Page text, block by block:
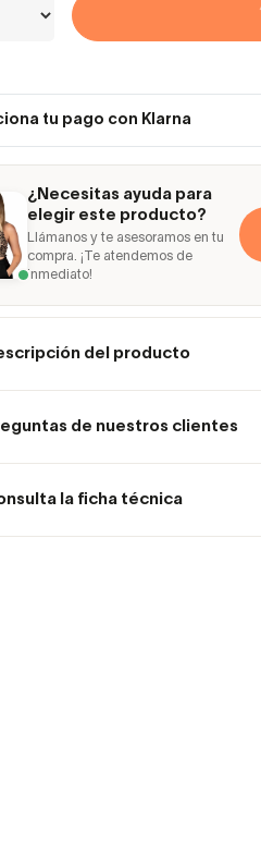
tu pago con Klarna
¿Necesitas ayuda para
elegir este producto?
Llámanos y te asesoramos en tu
compra. ¡Te atendemos de
inmediato!
del producto
de nuestros clientes
la ficha técnica